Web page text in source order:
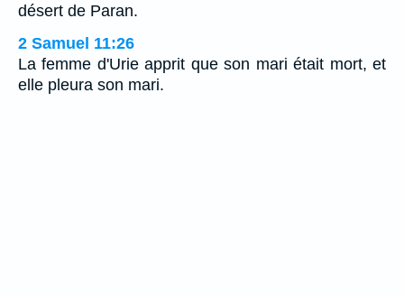
désert de Paran.
2 Samuel 11:26
La femme d'Urie apprit que son mari était mort, et
elle pleura son mari.